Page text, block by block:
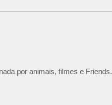
por animais, filmes e Friends.